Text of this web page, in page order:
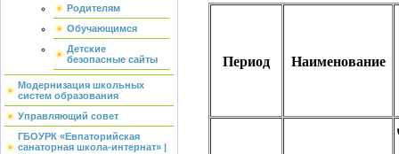
Родителям
Обучающимся
Детские
безопасные сайты
Модернизация школьных
систем образования
Управляющий совет
ГБОУРК «Евпаторийская
санаторная школа-интернат» |
Период Наименование